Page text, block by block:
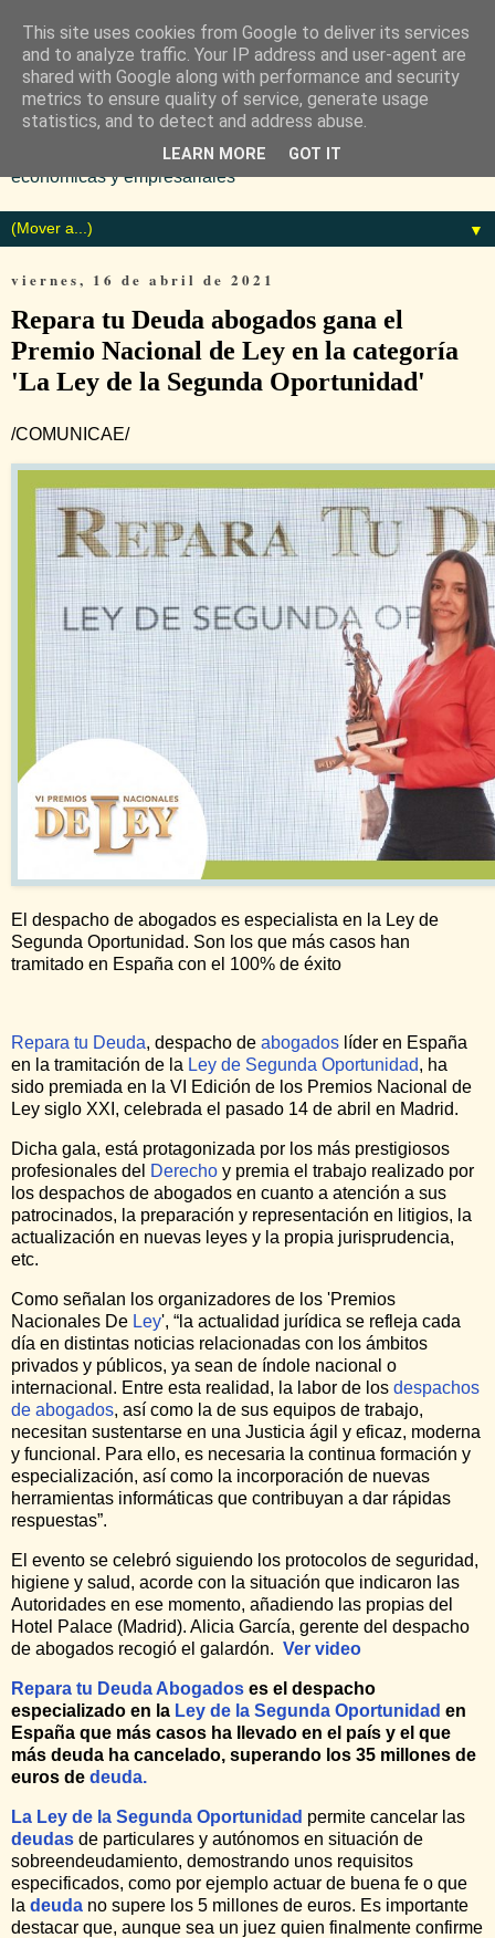
Diario especializado en noticias
económicas y empresariales
▼
viernes, 16 de abril de 2021
Repara tu Deuda abogados gana el
Premio Nacional de Ley en la categoría
'La Ley de la Segunda Oportunidad'
/COMUNICAE/
El despacho de abogados es especialista en la Ley de
Segunda Oportunidad. Son los que más casos han
tramitado en España con el 100% de éxito
Repara tu Deuda, despacho de abogados líder en España
en la tramitación de la Ley de Segunda Oportunidad, ha
sido premiada en la VI Edición de los Premios Nacional de
Ley siglo XXI, celebrada el pasado 14 de abril en Madrid.
Dicha gala, está protagonizada por los más prestigiosos
profesionales del Derecho y premia el trabajo realizado por
los despachos de abogados en cuanto a atención a sus
patrocinados, la preparación y representación en litigios, la
actualización en nuevas leyes y la propia jurisprudencia,
etc.
Como señalan los organizadores de los 'Premios
Nacionales De Ley', “la actualidad jurídica se refleja cada
día en distintas noticias relacionadas con los ámbitos
privados y públicos, ya sean de índole nacional o
internacional. Entre esta realidad, la labor de los despachos
de abogados, así como la de sus equipos de trabajo,
necesitan sustentarse en una Justicia ágil y eficaz, moderna
y funcional. Para ello, es necesaria la continua formación y
especialización, así como la incorporación de nuevas
herramientas informáticas que contribuyan a dar rápidas
respuestas”.
El evento se celebró siguiendo los protocolos de seguridad,
higiene y salud, acorde con la situación que indicaron las
Autoridades en ese momento, añadiendo las propias del
Hotel Palace (Madrid). Alicia García, gerente del despacho
de abogados recogió el galardón. Ver video
Repara tu Deuda Abogados es el despacho
especializado en la Ley de la Segunda Oportunidad en
España que más casos ha llevado en el país y el que
más deuda ha cancelado, superando los 35 millones de
euros de deuda.
La Ley de la Segunda Oportunidad permite cancelar las
deudas de particulares y autónomos en situación de
sobreendeudamiento, demostrando unos requisitos
especificados, como por ejemplo actuar de buena fe o que
la deuda no supere los 5 millones de euros. Es importante
destacar que, aunque sea un juez quien finalmente confirme
This site uses cookies from Google to deliver its services
and to analyze traffic. Your IP address and user-agent are
shared with Google along with performance and security
metrics to ensure quality of service, generate usage
statistics, and to detect and address abuse.
LEARN MORE GOT IT